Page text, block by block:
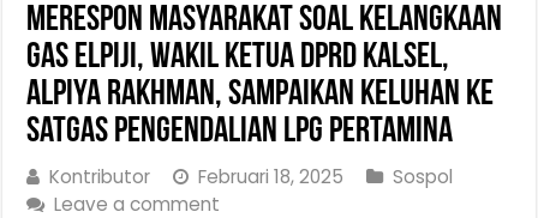
Merespon Masyarakat Soal Kelangkaan
Gas Elpiji, Wakil Ketua DPRD Kalsel,
Alpiya Rakhman, Sampaikan Keluhan ke
Satgas Pengendalian LPG Pertamina
Kontributor Februari 18, 2025
Sospol
Leave a comment